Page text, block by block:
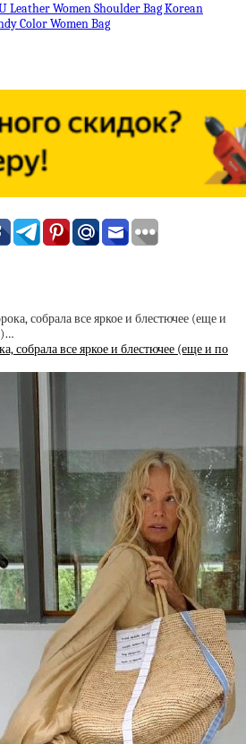
Leather Women Shoulder Bag Korean
Color Women Bag
собрала все яркое и блестючее (еще и по